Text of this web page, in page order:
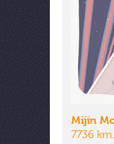
Mijin
7736